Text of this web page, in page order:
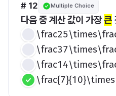
# 12 Multiple Choice
다음 중 계산 값이 가장 큰